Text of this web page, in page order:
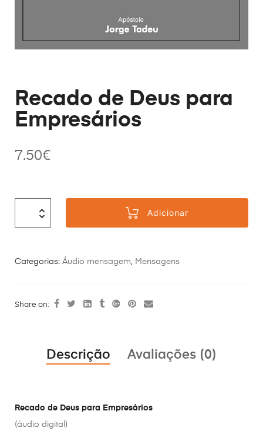
Recado de Deus para
Empresários
7.50€
Adicionar
Categorias: Áudio mensagem Mensagens
Share on:
Descrição Avaliações (0)
Recado de Deus para Empresários
(áudio digital)